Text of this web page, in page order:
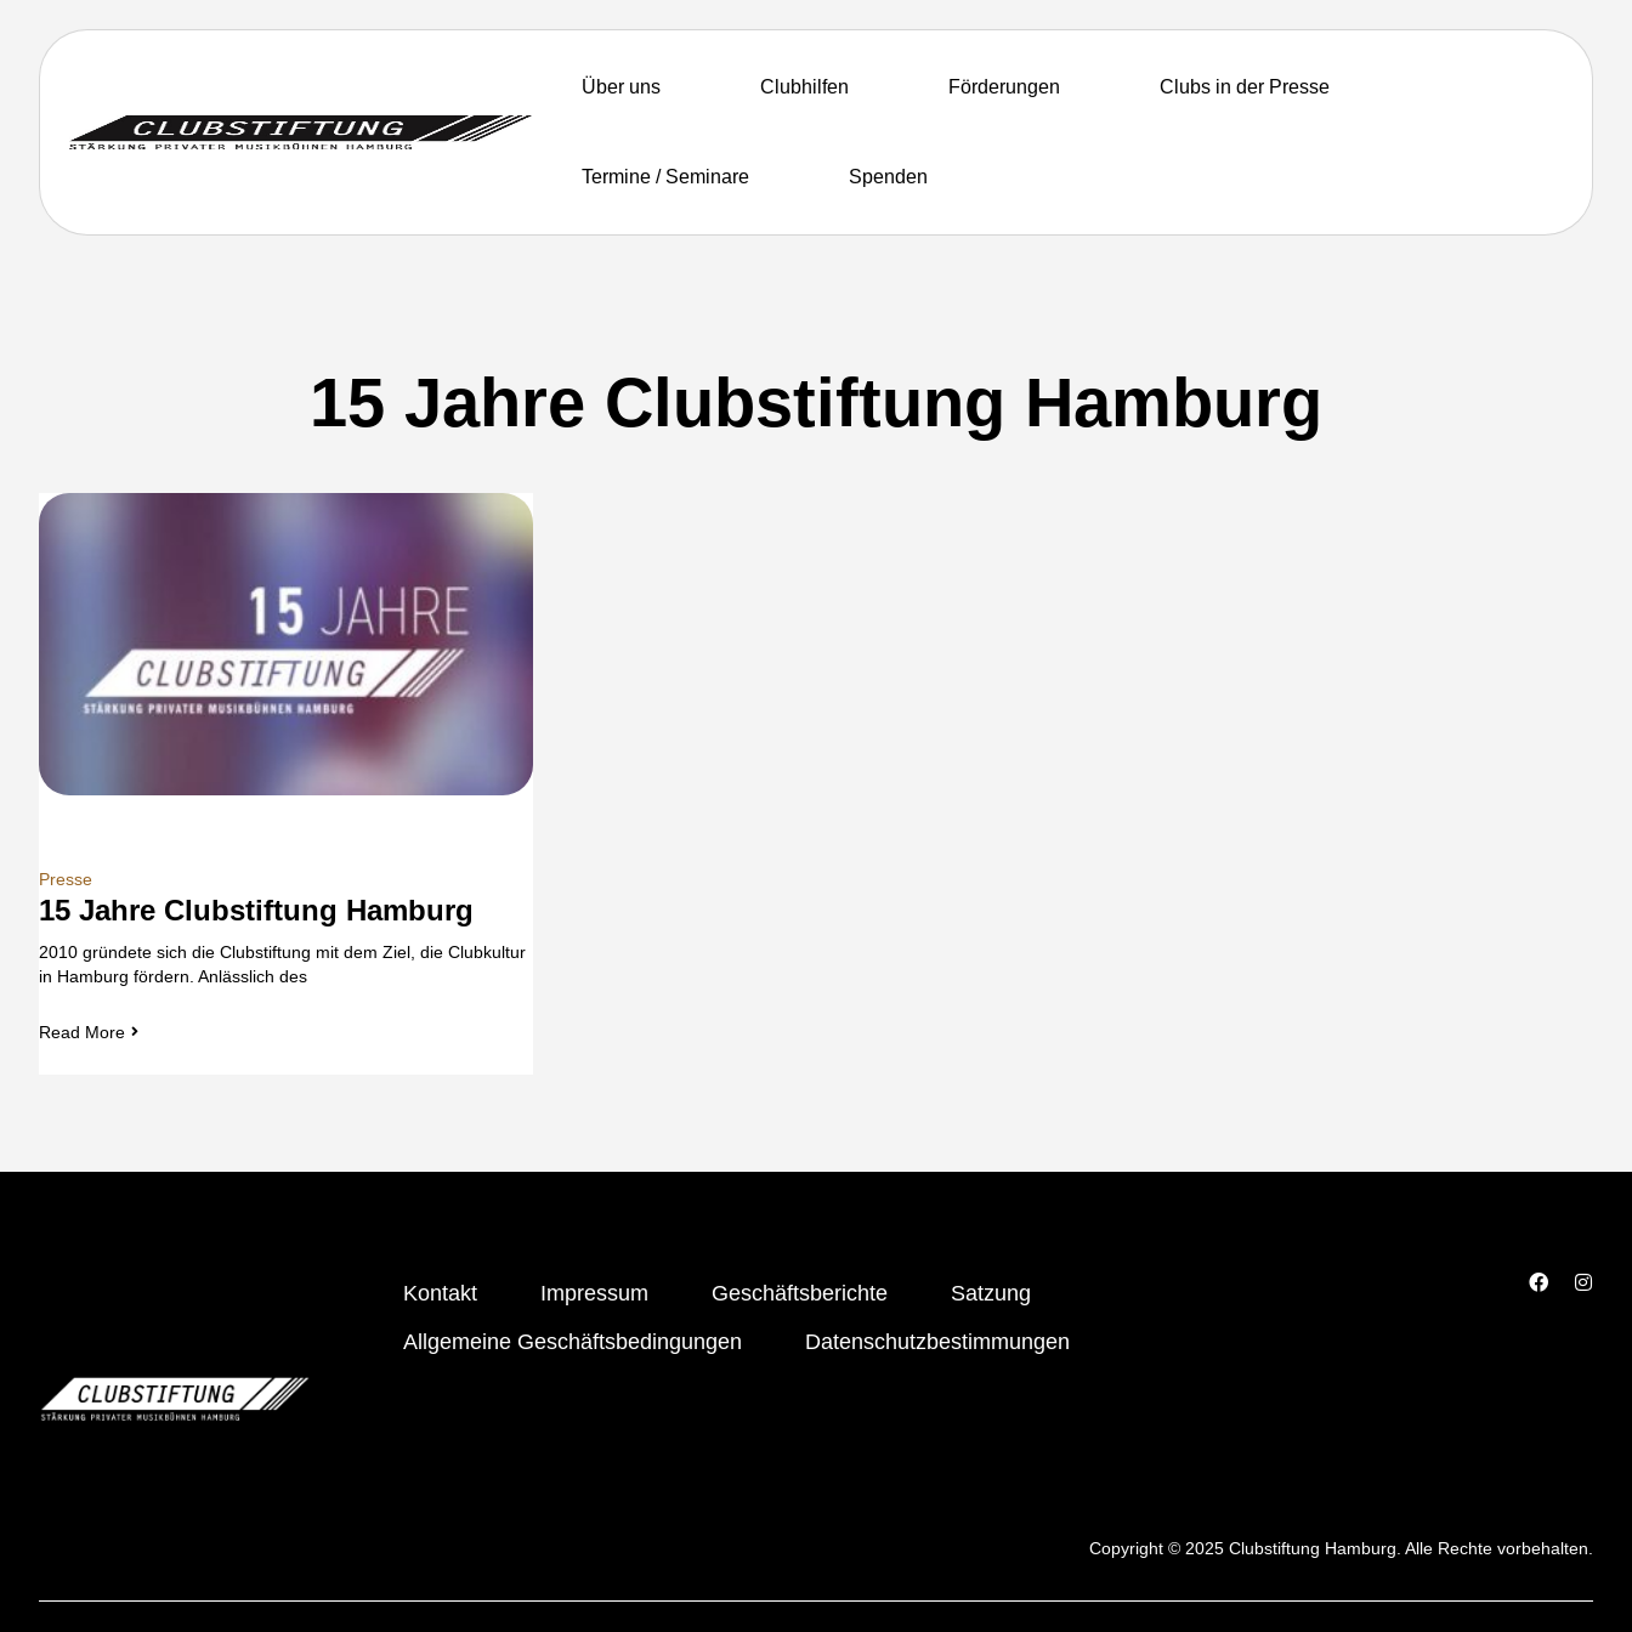
Über uns Clubhilfen Förderungen Clubs in der Presse
Termine / Seminare Spenden
15 Jahre Clubstiftung Hamburg
Presse
15 Jahre Clubstiftung Hamburg
2010 gründete sich die Clubstiftung mit dem Ziel, die Clubkultur
in Hamburg fördern. Anlässlich des
Read More
Kontakt Impressum Geschäftsberichte
Satzung
Allgemeine Geschäftsbedingungen
Datenschutzbestimmungen
Copyright © 2025 Clubstiftung Hamburg. Alle Rechte vorbehalten.